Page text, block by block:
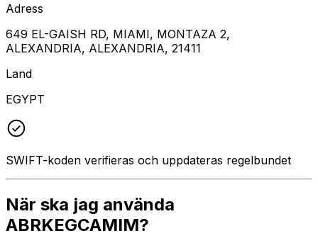
Adress
649 EL-GAISH RD, MIAMI, MONTAZA 2,
ALEXANDRIA, ALEXANDRIA, 21411
Land
EGYPT
SWIFT-koden verifieras och uppdateras regelbundet
När ska jag använda
ABRKEGCAMIM?